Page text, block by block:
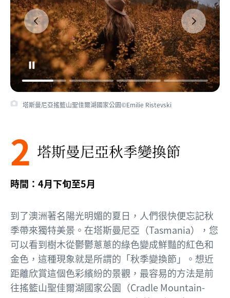
塔斯曼尼亞搖籃山聖佳爾湖國家公園©Emilie Ristevski
2 塔斯曼尼亞秋季變換節
時間：4月下旬至5月
到了澳洲著名陽光明媚的夏日，人們很快便忘記秋
季帶來獨特美景。在塔斯曼尼亞（Tasmania），您
可以看到樹木從鬱鬱蔥蔥的綠色變成鮮豔的紅色和
金色，這種現象就是所謂的「秋季變換節」。想近
距離欣賞這個色彩繽紛的景觀，最容易的方法是前
往搖籃山聖佳爾湖國家公園（Cradle Mountain-